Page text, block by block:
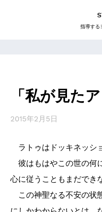
指導する
「私が見た
2015年2月5日
ラトゥはドッキネッシ
彼はもはやこの世の何
心に従うこともまだでき
この神聖なる不安の状